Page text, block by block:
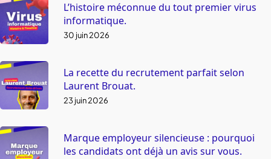
L’histoire méconnue du tout premier virus
informatique.
30 juin 2026
La recette du recrutement parfait selon
Laurent Brouat.
23 juin 2026
Marque employeur silencieuse : pourquoi
les candidats ont déjà un avis sur vous.